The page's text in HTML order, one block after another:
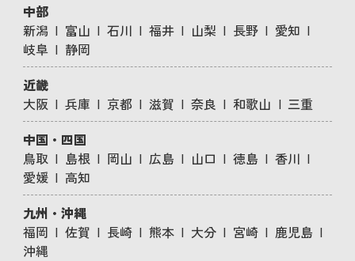
中部
新潟
富山 石川 福井 山梨 長野
愛知
岐阜
静岡
近畿
大阪
兵庫 京都 滋賀 奈良 和歌山
三重
中国・四国
鳥取
島根 岡山 広島 山口 徳島
香川
愛媛
高知
九州・沖縄
福岡
佐賀 長崎 熊本 大分 宮崎
鹿児島
沖縄